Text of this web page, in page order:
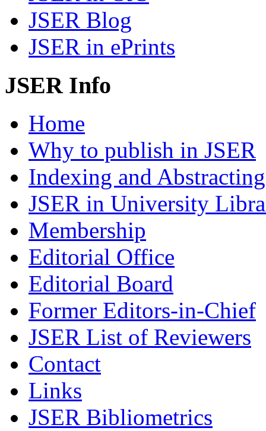
JSER Blog
JSER in ePrints
JSER Info
Home
Why to publish in JSER
Indexing and Abstracting
JSER in University
Membership
Editorial Office
Editorial Board
Former Editors-in-Chief
JSER List of Reviewers
Contact
Links
JSER Bibliometrics